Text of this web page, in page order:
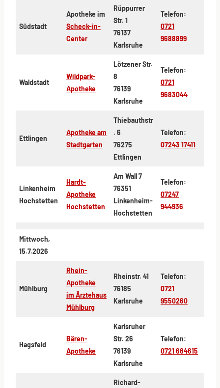
Südstadt
Apotheke im
Scheck-in-
Center
Rüppurrer
Str. 1
76137
Karlsruhe
Telefon:
0721
9688899
Waldstadt
Wildpark-
Apotheke
Lötzener Str.
8
76139
Karlsruhe
Telefon:
0721
9683044
Ettlingen
Apotheke am
Stadtgarten
Thiebauthstr
. 6
76275
Ettlingen
Telefon:
07243 17411
Linkenheim
Hochstetten
Hardt-
Apotheke
Hochstetten
Am Wall 7
76351
Linkenheim-
Hochstetten
Telefon:
07247
944936
Mittwoch,
15.7.2026
Mühlburg
Rhein-
Apotheke
im Ärztehaus
Mühlburg
Rheinstr. 41
76185
Karlsruhe
Telefon:
0721
9550260
Hagsfeld
Bären-
Apotheke
Karlsruher
Str. 26
76139
Karlsruhe
Telefon:
0721 684615
Richard-